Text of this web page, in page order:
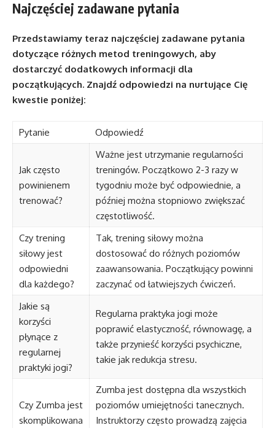
Najczęściej zadawane pytania
Przedstawiamy teraz najczęściej zadawane pytania
dotyczące różnych metod treningowych, aby
dostarczyć dodatkowych informacji dla
początkujących. Znajdź odpowiedzi na nurtujące Cię
kwestie poniżej:
Pytanie Odpowiedź
Jak często
powinienem
trenować?
Ważne jest utrzymanie regularności
treningów. Początkowo 2-3 razy w
tygodniu może być odpowiednie, a
później można stopniowo zwiększać
częstotliwość.
Czy trening
siłowy jest
odpowiedni
dla każdego?
Tak, trening siłowy można
dostosować do różnych poziomów
zaawansowania. Początkujący powinni
zaczynać od łatwiejszych ćwiczeń.
Jakie są
korzyści
płynące z
regularnej
praktyki jogi?
Regularna praktyka jogi może
poprawić elastyczność, równowagę, a
także przynieść korzyści psychiczne,
takie jak redukcja stresu.
Czy Zumba jest
skomplikowana
Zumba jest dostępna dla wszystkich
poziomów umiejętności tanecznych.
Instruktorzy często prowadzą zajęcia